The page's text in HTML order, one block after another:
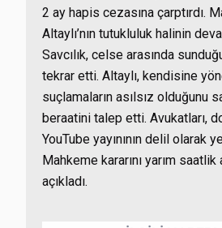
2 ay hapis cezasına çarptırdı.
Altaylı’nın tutukluluk halinin
Savcılık, celse arasında
tekrar etti. Altaylı, kendisine
suçlamaların asılsız olduğunu
beraatini talep etti. Avukatları,
YouTube yayınının delil olarak
Mahkeme kararını yarım saatlik
açıkladı.